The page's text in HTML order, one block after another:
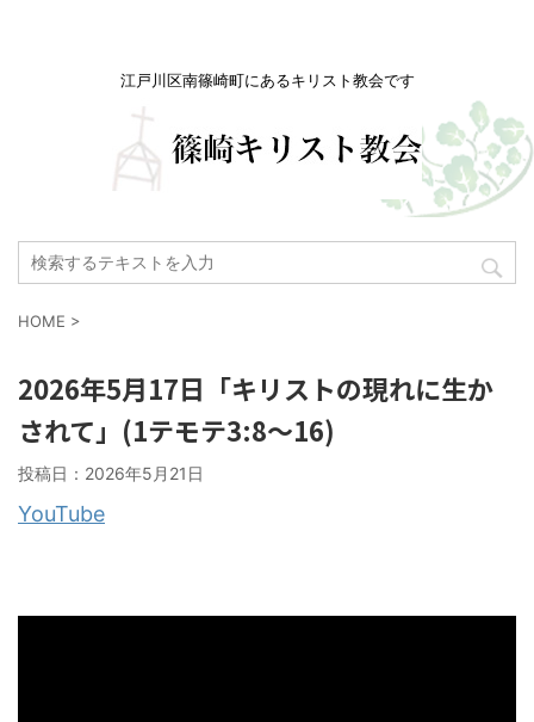
江戸川区南篠崎町にあるキリスト教会です
HOME >
2026年5月17日「キリストの現れに生か
されて」(1テモテ3:8〜16)
投稿日： 2026年5月21日
YouTube